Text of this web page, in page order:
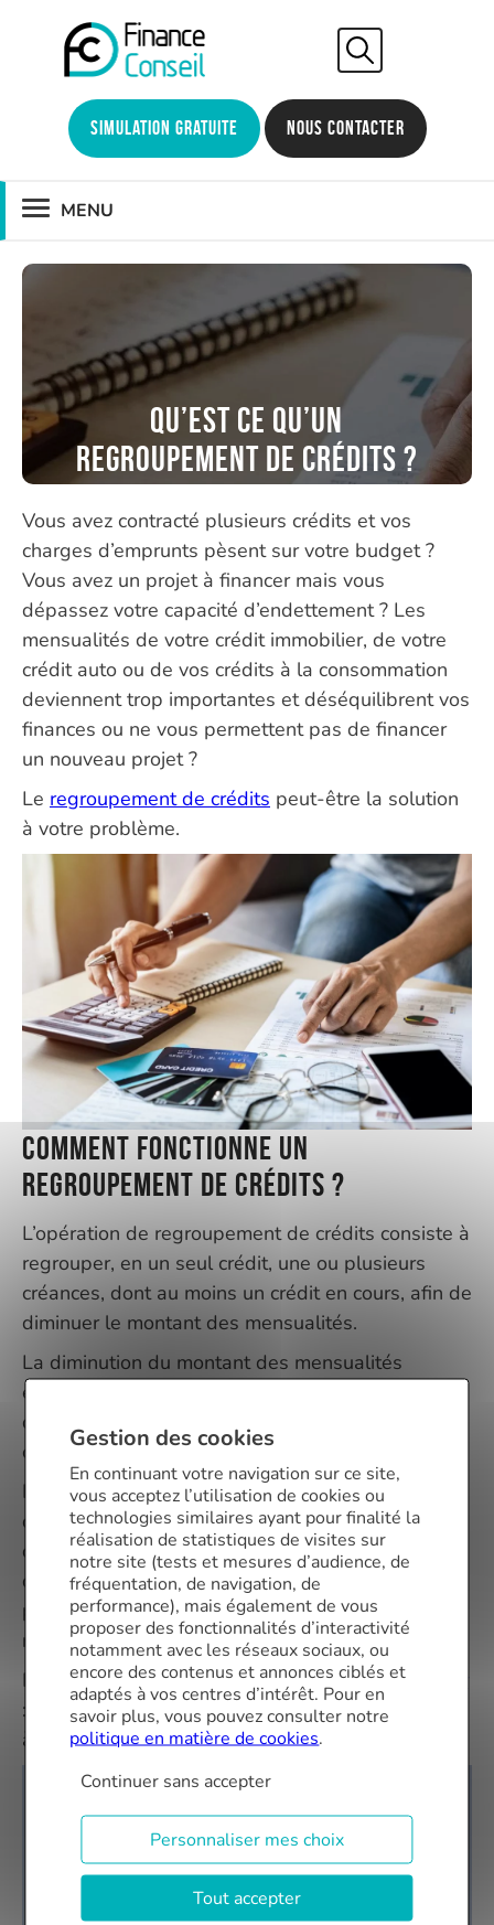
Simulation gratuite Nous contacter
MENU
Qu’est ce qu’un
regroupement de crédits ?
Vous avez contracté plusieurs crédits et vos
charges d’emprunts pèsent sur votre budget ?
Vous avez un projet à financer mais vous
dépassez votre capacité d’endettement ? Les
mensualités de votre crédit immobilier, de votre
crédit auto ou de vos crédits à la consommation
deviennent trop importantes et déséquilibrent vos
finances ou ne vous permettent pas de financer
un nouveau projet ?
Le regroupement de crédits peut-être la solution
à votre problème.
Comment fonctionne un
regroupement de crédits ?
L’opération de regroupement de crédits consiste à
regrouper, en un seul crédit, une ou plusieurs
créances, dont au moins un crédit en cours, afin de
diminuer le montant des mensualités.
La diminution du montant des mensualités
entraîne généralement l’allongement de la durée
de remboursement et majore le coût total du
crédit.
Le coût du rachat des crédits est très dépendant
de l’allongement de la durée par rapport aux
durées restantes des crédits rachetés, du taux
des prêts repris et du taux qui aura été négocié
pour vous auprès des banques spécialisées en
regroupement de crédits.
Découvrez leregroupement de crédits pour senior
: il permet de financer des projets non finançables
à l’instant T pour cause de baisse de revenus.
Gestion des cookies
En continuant votre navigation sur ce site,
vous acceptez l’utilisation de cookies ou
technologies similaires ayant pour finalité la
réalisation de statistiques de visites sur
notre site (tests et mesures d’audience, de
fréquentation, de navigation, de
performance), mais également de vous
proposer des fonctionnalités d’interactivité
notamment avec les réseaux sociaux, ou
encore des contenus et annonces ciblés et
adaptés à vos centres d’intérêt. Pour en
savoir plus, vous pouvez consulter notre
politique en matière de cookies.
Continuer sans accepter
Personnaliser mes choix
Tout accepter